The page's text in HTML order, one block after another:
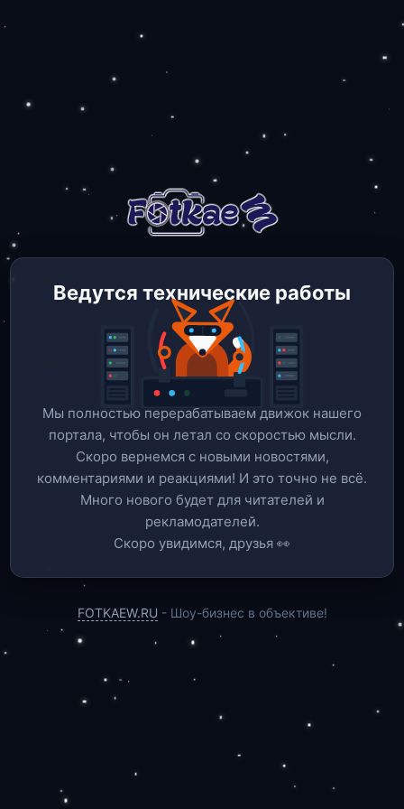
Ведутся технические работы
Мы полностью перерабатываем движок нашего
портала, чтобы он летал со скоростью мысли.
Скоро вернемся c новыми новостями,
комментариями и реакциями! И это точно не всё.
Много нового будет для читателей и
рекламодателей.
Скоро увидимся, друзья 👀
FOTKAEW.RU - Шоу-бизнес в объективе!